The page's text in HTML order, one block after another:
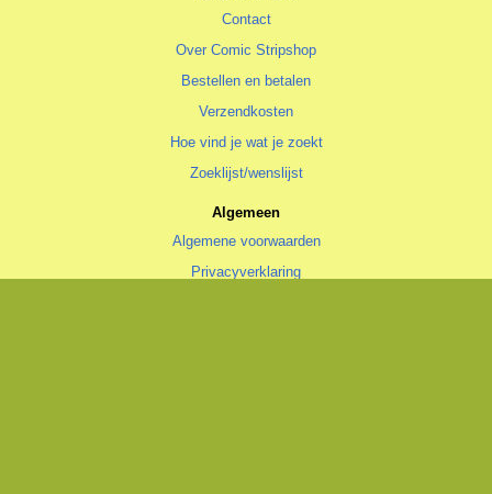
Contact
Over Comic Stripshop
Bestellen en betalen
Verzendkosten
Hoe vind je wat je zoekt
Zoeklijst/wenslijst
Algemeen
Algemene voorwaarden
Privacyverklaring